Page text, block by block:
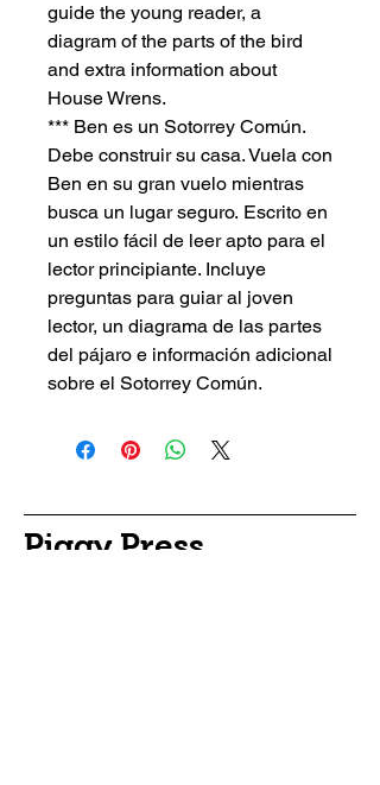
guide the young reader, a
diagram of the parts of the bird
and extra information about
House Wrens.
*** Ben es un Sotorrey Común.
Debe construir su casa. Vuela con
Ben en su gran vuelo mientras
busca un lugar seguro. Escrito en
un estilo fácil de leer apto para el
lector principiante. Incluye
preguntas para guiar al joven
lector, un diagrama de las partes
del pájaro e información adicional
sobre el Sotorrey Común.
Piggy Press